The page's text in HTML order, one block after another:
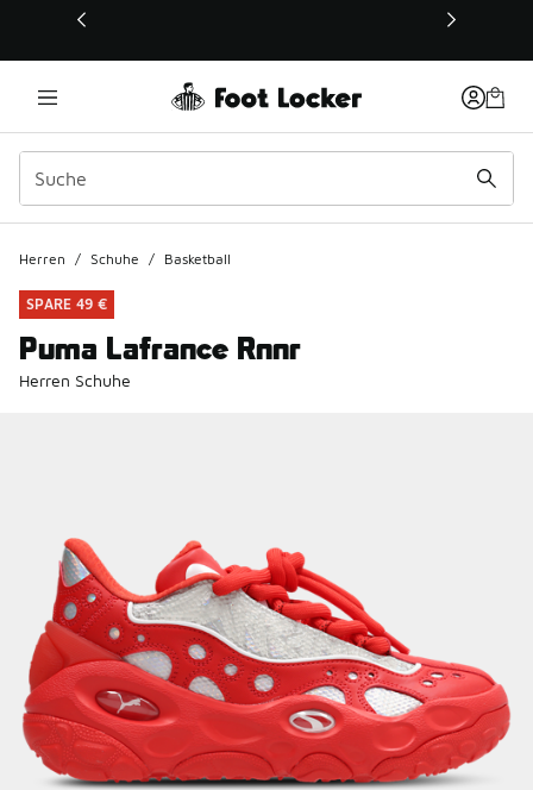
Dieser Link öffnet sich in einem neuen Fenster
Herren / Schuhe / Basketball
SPARE 49 €
Puma Lafrance Rnnr
Herren Schuhe